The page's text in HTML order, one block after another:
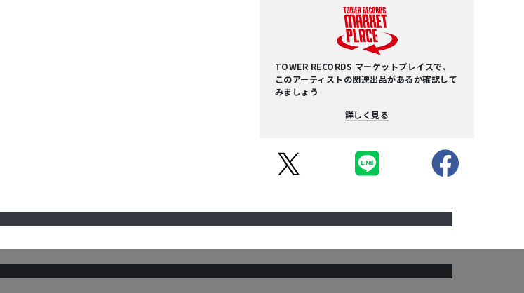
TOWER RECORDS マーケットプレイスで、
このアーティストの関連出品があるか確認して
みましょう
詳しく見る